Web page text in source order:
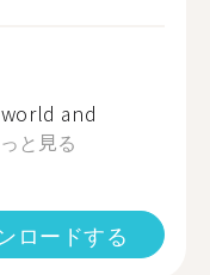
and
と見る
ロードする